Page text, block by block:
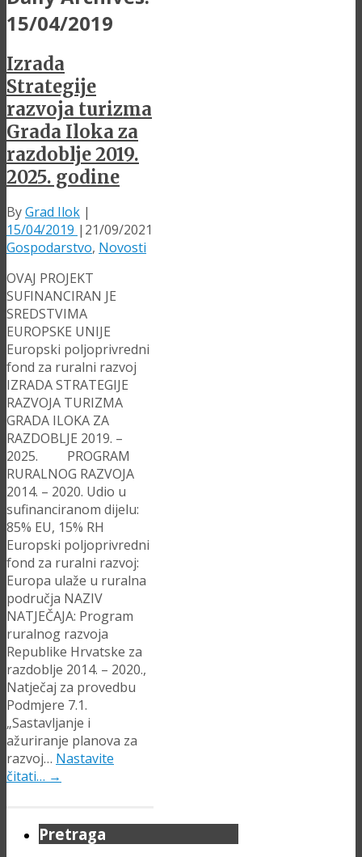
15/04/2019
Izrada
Strategije
razvoja turizma
Grada Iloka za
razdoblje 2019.
2025. godine
ByGrad Ilok |
15/04/2019 | 21/09/2021
Gospodarstvo, Novosti
OVAJ PROJEKT
SUFINANCIRAN JE
SREDSTVIMA
EUROPSKE UNIJE
Europski poljoprivredni
fond za ruralni razvoj
IZRADA STRATEGIJE
RAZVOJA TURIZMA
GRADA ILOKA ZA
RAZDOBLJE 2019. –
2025. PROGRAM
RURALNOG RAZVOJA
2014. – 2020. Udio u
sufinanciranom dijelu:
85% EU, 15% RH
Europski poljoprivredni
fond za ruralni razvoj:
Europa ulaže u ruralna
područja NAZIV
NATJEČAJA: Program
ruralnog razvoja
Republike Hrvatske za
razdoblje 2014. – 2020.,
Natječaj za provedbu
Podmjere 7.1.
„Sastavljanje i
ažuriranje planova za
razvoj… Nastavite
čitati… →
Pretraga